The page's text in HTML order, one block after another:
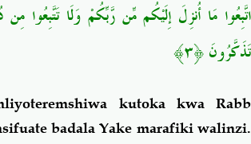
اتَّبِعُوا مَا أُنزِلَ إِلَيْكُم مِّن رَّبِّكُمْ وَلَا تَتَّبِعُوا مِن
تَذَكَّرُونَ ﴿٣﴾
kutoka kwa Rabb
badala Yake marafiki walinzi.